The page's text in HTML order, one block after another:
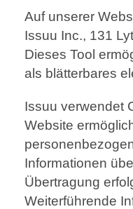
Auf unserer
Issuu Inc., 131
Dieses Tool
als blätterbares
Issuu verwendet
Website
Informationen
Übertragung
Weiterführende